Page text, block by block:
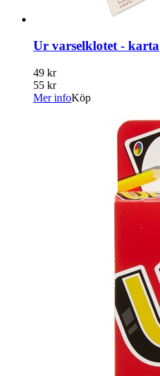
Ur varselklotet - karta
49 kr
55 kr
Mer infoKöp